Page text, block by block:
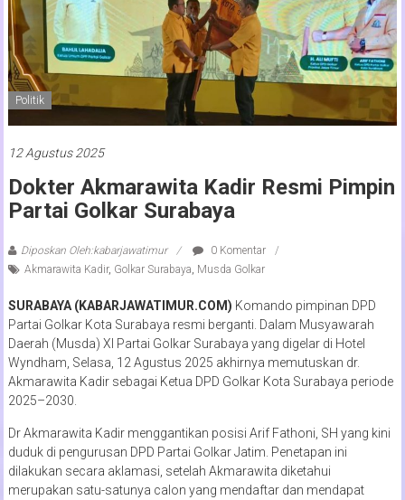
Timur
Politik
12 Agustus 2025
Dokter Akmarawita Kadir Resmi Pimpin
Partai Golkar Surabaya
Diposkan Oleh:kabarjawatimur
0 Komentar
Akmarawita Kadir, Golkar Surabaya, Musda Golkar
SURABAYA (KABARJAWATIMUR.COM) Komando pimpinan DPD
Partai Golkar Kota Surabaya resmi berganti. Dalam Musyawarah
Daerah (Musda) XI Partai Golkar Surabaya yang digelar di Hotel
Wyndham, Selasa, 12 Agustus 2025 akhirnya memutuskan dr.
Akmarawita Kadir sebagai Ketua DPD Golkar Kota Surabaya periode
2025–2030.
Dr Akmarawita Kadir menggantikan posisi Arif Fathoni, SH yang kini
duduk di pengurusan DPD Partai Golkar Jatim. Penetapan ini
dilakukan secara aklamasi, setelah Akmarawita diketahui
merupakan satu-satunya calon yang mendaftar dan mendapat